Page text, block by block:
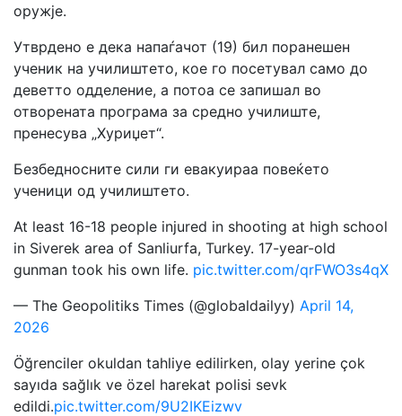
оружје.
Утврдено е дека напаѓачот (19) бил поранешен
ученик на училиштето, кое го посетувал само до
деветто одделение, а потоа се запишал во
отворената програма за средно училиште,
пренесува „Хуриџет“.
Безбедносните сили ги евакуираа повеќето
ученици од училиштето.
At least 16-18 people injured in shooting at high school
in Siverek area of Sanliurfa, Turkey. 17-year-old
gunman took his own life. pic.twitter.com/qrFWO3s4qX
— The Geopolitiks Times (@globaldailyy) April 14,
2026
Öğrenciler okuldan tahliye edilirken, olay yerine çok
sayıda sağlık ve özel harekat polisi sevk
edildi.pic.twitter.com/9U2IKEizwv